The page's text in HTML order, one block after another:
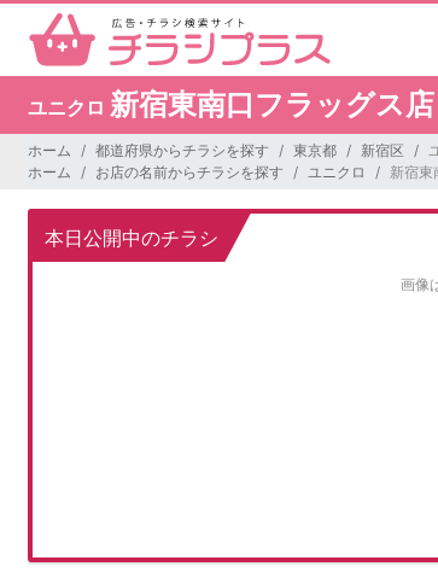
ユニクロ 新宿東南口フラッグス店
ホーム 都道府県からチラシを探す 東京都 新宿区
ホーム
お店の名前からチラシを探す ユニクロ 新宿東
本日公開中のチラシ
画像